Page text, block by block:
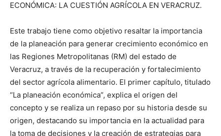
ECONÓMICA: LA CUESTIÓN AGRÍCOLA EN VERACRUZ.
Este trabajo tiene como objetivo resaltar la importancia
de la planeación para generar crecimiento económico en
las Regiones Metropolitanas (RM) del estado de
Veracruz, a través de la recuperación y fortalecimiento
del sector agrícola alimentario. El primer capítulo, titulado
“La planeación económica”, explica el origen del
concepto y se realiza un repaso por su historia desde su
origen, destacando su importancia en la actualidad para
la toma de decisiones y la creación de estrategias para